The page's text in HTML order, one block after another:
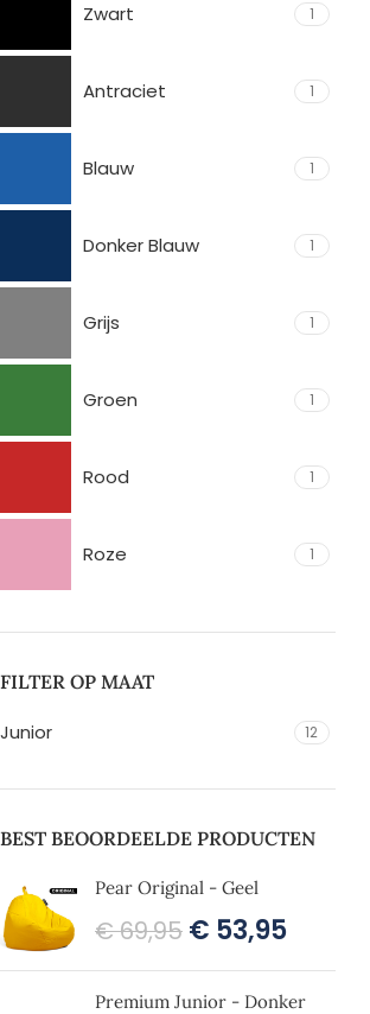
Zwart 1
Antraciet 1
Blauw 1
Donker Blauw 1
Grijs 1
Groen 1
Rood 1
Roze 1
FILTER OP MAAT
Junior 12
BEST BEOORDEELDE PRODUCTEN
Pear Original - Geel
€69,95 € 53,95
Premium Junior - Donker